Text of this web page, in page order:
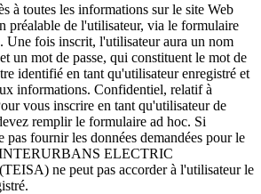
à toutes les informations sur le site Web
préalable de l'utilisateur, via le formulaire
Une fois inscrit, l'utilisateur aura un nom
un mot de passe, qui constituent le mot de
identifié en tant qu'utilisateur enregistré et
informations. Confidentiel, relatif à
vous inscrire en tant qu'utilisateur de
remplir le formulaire ad hoc. Si
pas fournir les données demandées pour le
INTERURBANS ELECTRIC
ne peut pas accorder à l'utilisateur le